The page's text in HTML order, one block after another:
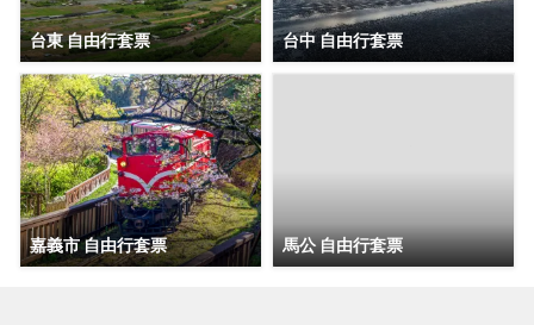
台東 自由行套票 台中 自由行套票
嘉義市 自由行套票 馬公 自由行套票